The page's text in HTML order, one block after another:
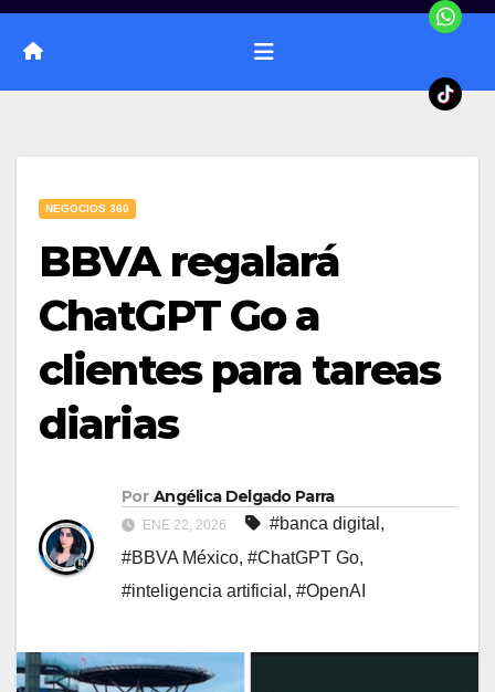
NEGOCIOS 360
BBVA regalará
ChatGPT Go a
clientes para tareas
diarias
Por Angélica Delgado Parra
ENE 22, 2026 #banca digital ,
#BBVA México, #ChatGPT Go,
#inteligencia artificial , #OpenAI